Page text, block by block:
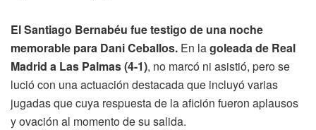
El Santiago Bernabéu fue testigo de una noche
memorable para Dani Ceballos. En lagoleada de Real
Madrid a Las Palmas (4-1), no marcó ni asistió, pero se
lució con una actuación destacada que incluyó varias
jugadas que cuya respuesta de la afición fueron aplausos
y ovación al momento de su salida.